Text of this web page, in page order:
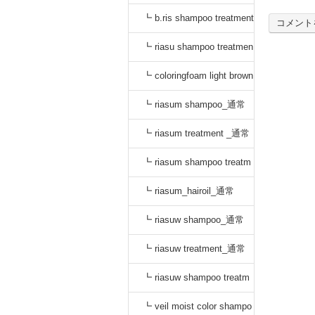
_通常
┗ b.ris shampoo treatment
セット_通常
┗ riasu shampoo treatmen
t セット_通常
┗ coloringfoam light brown
_通常
┗ riasum shampoo_通常
┗ riasum treatment _通常
┗ riasum shampoo treatm
ent セット_通常
┗ riasum_hairoil_通常
┗ riasuw shampoo_通常
┗ riasuw treatment_通常
┗ riasuw shampoo treatm
ent セット_通常
┗ veil moist color shampo
コメン